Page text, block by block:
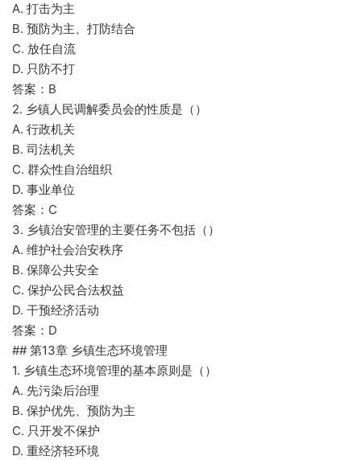
A. 打击为主
B. 预防为主、打防结合
C. 放任自流
D. 只防不打
答案：B
2. 乡镇人民调解委员会的性质是（）
A. 行政机关
B. 司法机关
C. 群众性自治组织
D. 事业单位
答案：C
3. 乡镇治安管理的主要任务不包括（）
A. 维护社会治安秩序
B. 保障公共安全
C. 保护公民合法权益
D. 干预经济活动
答案：D
## 第13章 乡镇生态环境管理
1. 乡镇生态环境管理的基本原则是（）
A. 先污染后治理
B. 保护优先、预防为主
C. 只开发不保护
D. 重经济轻环境